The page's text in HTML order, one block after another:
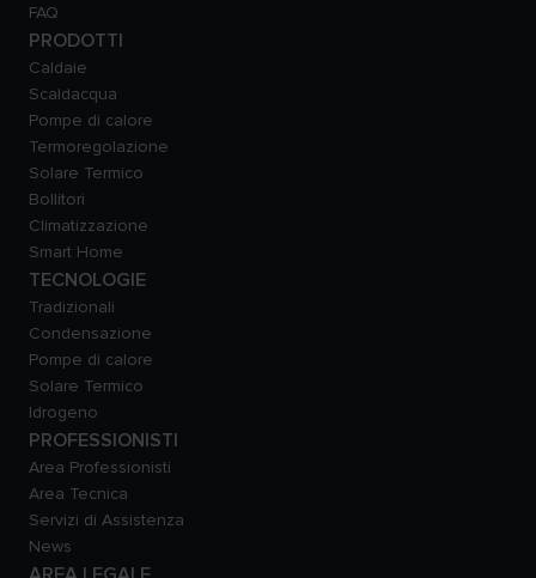
FAQ
PRODOTTI
Caldaie
Scaldacqua
Pompe di calore
Termoregolazione
Solare Termico
Bollitori
Climatizzazione
Smart Home
TECNOLOGIE
Tradizionali
Condensazione
Pompe di calore
Solare Termico
Idrogeno
PROFESSIONISTI
Area Professionisti
Area Tecnica
Servizi di Assistenza
News